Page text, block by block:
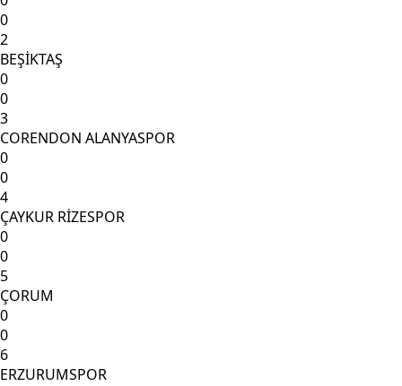
0
2
BEŞİKTAŞ
0
0
3
CORENDON ALANYASPOR
0
0
4
ÇAYKUR RİZESPOR
0
0
5
ÇORUM
0
0
6
ERZURUMSPOR